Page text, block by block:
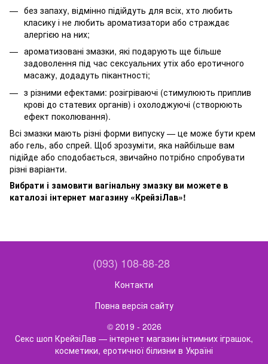
без запаху, відмінно підійдуть для всіх, хто любить
класику і не любить ароматизатори або страждає
алергією на них;
ароматизовані змазки, які подарують ще більше
задоволення під час сексуальних утіх або еротичного
масажу, додадуть пікантності;
з різними ефектами: розігріваючі (стимулюють приплив
крові до статевих органів) і охолоджуючі (створюють
ефект поколювання).
Всі змазки мають різні форми випуску — це може бути крем
або гель, або спрей. Щоб зрозуміти, яка найбільше вам
підійде або сподобається, звичайно потрібно спробувати
різні варіанти.
Вибрати і замовити вагінальну змазку ви можете в
каталозі інтернет магазину «КрейзіЛав»!
(093) 108-88-28
Контакти
Повна версія сайту
© 2019 - 2026
Секс шоп КрейзіЛав — інтернет магазин інтимних іграшок,
косметики, еротичної білизни в Україні